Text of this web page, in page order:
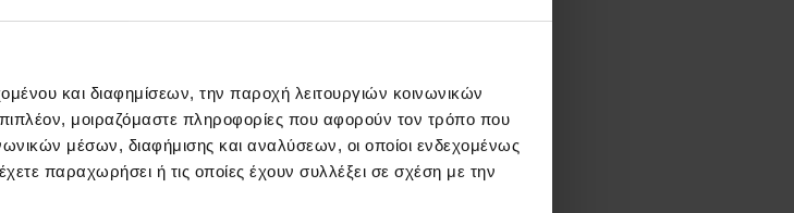
και διαφημίσεων, την παροχή λειτουργιών κοινωνικών
μοιραζόμαστε πληροφορίες που αφορούν τον τρόπο που
μέσων, διαφήμισης και αναλύσεων, οι οποίοι ενδεχομένως
παραχωρήσει ή τις οποίες έχουν συλλέξει σε σχέση με την
€